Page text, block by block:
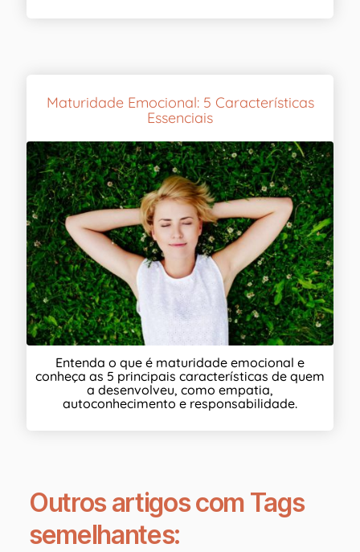
Maturidade Emocional: 5 Características
Essenciais
Entenda o que é maturidade emocional e
conheça as 5 principais características de quem
a desenvolveu, como empatia,
autoconhecimento e responsabilidade.
Outros artigos com Tags
semelhantes: